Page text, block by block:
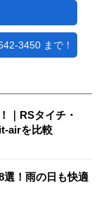
3450 まで！
｜RSタイチ・
airを比較
選！雨の日も快適